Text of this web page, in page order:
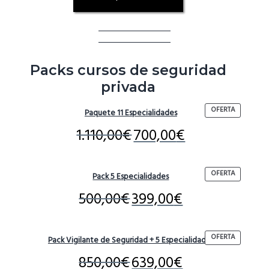
Packs cursos de seguridad
privada
OFERTA
REBAJADO
Paquete 11 Especialidades
1.110,00€700,00€
OFERTA
REBAJADO
Pack 5 Especialidades
500,00€399,00€
OFERTA
REBAJADO
Pack Vigilante de Seguridad + 5 Especialidades
850,00€639,00€